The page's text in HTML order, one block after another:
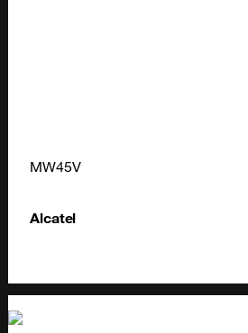
MW45V
Alcatel